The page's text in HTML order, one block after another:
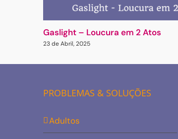
Gaslight – Loucura em 2 Atos
23 de Abril, 2025
PROBLEMAS & SOLUÇÕES
Adultos